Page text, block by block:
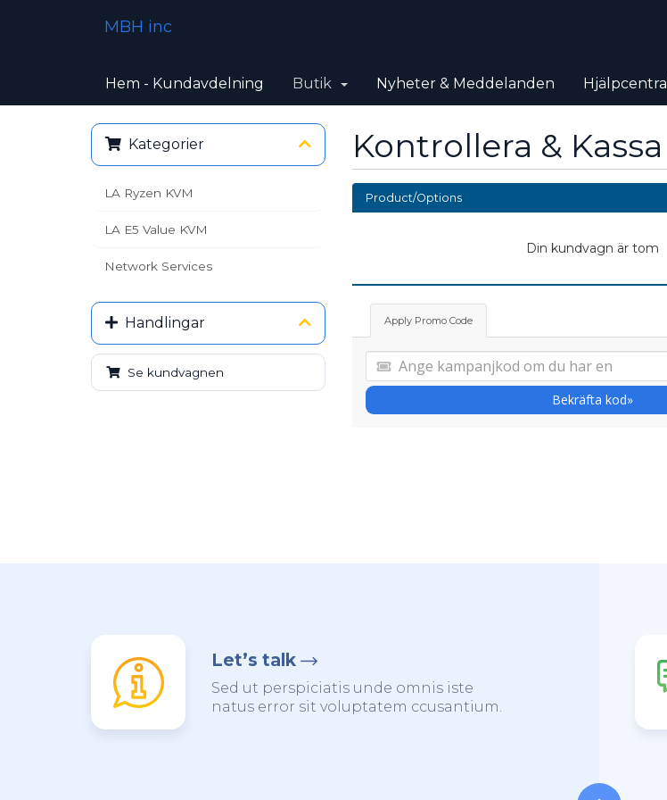
MBH inc
Hem - Kundavdelning Butik Nyheter & Meddelanden Hjälpcentral
Kategorier
LA Ryzen KVM
LA E5 Value KVM
Network Services
Handlingar
Se kundvagnen
Kontrollera & Kassa
Product/Options
Din kundvagn är tom
Apply Promo Code
Bekräfta kod»
Let’s talk
Sed ut perspiciatis unde omnis iste
natus error sit voluptatem ccusantium.